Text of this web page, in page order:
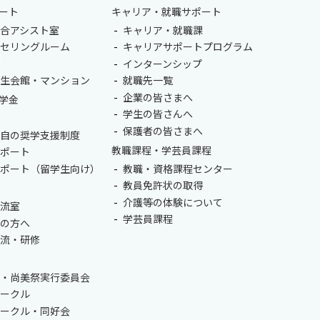
ト
アシスト室
リングルーム
会館・マンション
金
の奨学支援制度
ート
ート（留学生向け）
室
方へ
・研修
尚美祭実行委員会
クル
クル・同好会
キャリア・就職サポート
キャリア・就職課
キャリアサポートプログラム
インターンシップ
就職先一覧
企業の皆さまへ
学生の皆さんへ
保護者の皆さまへ
教職課程・学芸員課程
教職・資格課程センター
教員免許状の取得
介護等の体験について
学芸員課程